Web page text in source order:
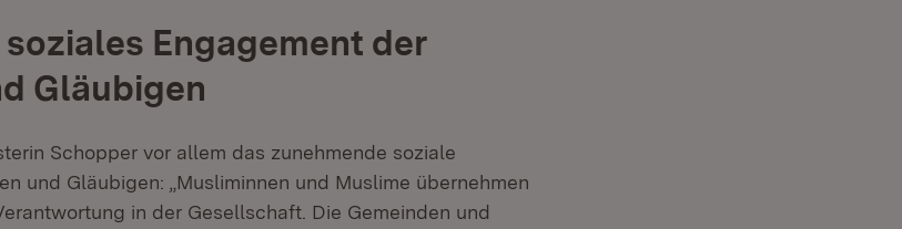
Engagement der
Gläubigen
Schopper vor allem das zunehmende soziale
und Gläubigen: „Musliminnen und Muslime übernehmen
in der Gesellschaft. Die Gemeinden und